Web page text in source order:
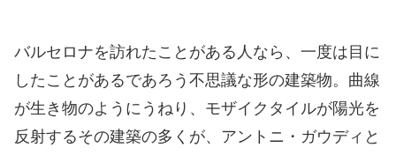
バルセロナを訪れたことがある人なら、一度は目に
したことがあるであろう不思議な形の建築物。曲線
が生き物のようにうねり、モザイクタイルが陽光を
反射するその建築の多くが、アントニ・ガウディと